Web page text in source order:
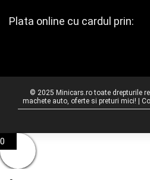
Plata online cu cardul prin:
© 2025 Minicars.ro toate drepturile
machete auto, oferte si preturi mici! |
0